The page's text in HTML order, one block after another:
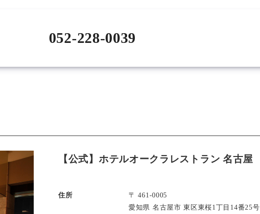
052-228-0039
【公式】ホテルオークラレストラン 名古屋
住所
〒 461-0005
愛知県 名古屋市 東区東桜1丁目14番25号